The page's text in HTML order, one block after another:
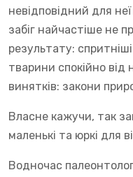
невідповідний для
забіг найчастіше не
результату:
тварини спокійно від
винятків: закони
Власне кажучи, так
маленькі та юркі для
Водночас